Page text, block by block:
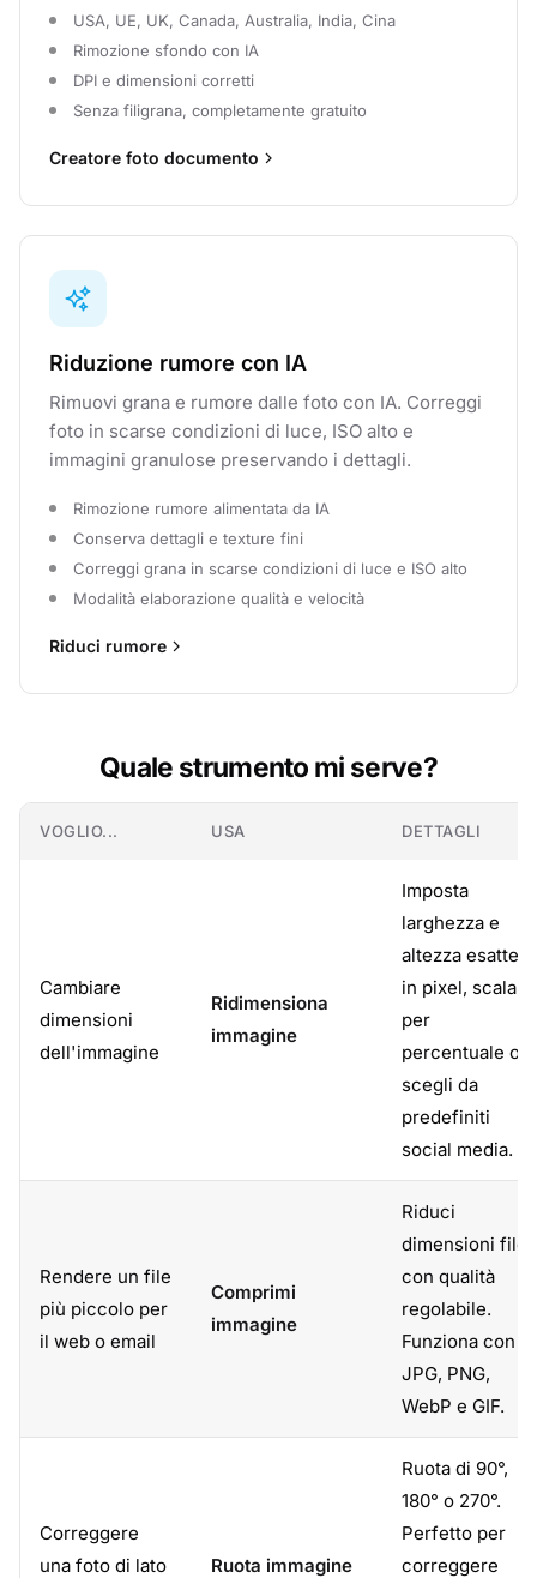
USA, UE, UK, Canada, Australia, India, Cina
Rimozione sfondo con IA
DPI e dimensioni corretti
Senza filigrana, completamente gratuito
Creatore foto documento
Riduzione rumore con IA
Rimuovi grana e rumore dalle foto con IA. Correggi
foto in scarse condizioni di luce, ISO alto e
immagini granulose preservando i dettagli.
Rimozione rumore alimentata da IA
Conserva dettagli e texture fini
Correggi grana in scarse condizioni di luce e ISO alto
Modalità elaborazione qualità e velocità
Riduci rumore
Quale strumento mi serve?
VOGLIO... USA DETTAGLI
Cambiare
dimensioni
dell'immagine
Ridimensiona
immagine
Imposta
larghezza e
altezza esatte
in pixel, scala
per
percentuale o
scegli da
predefiniti
social media.
Rendere un file
più piccolo per
il web o email
Comprimi
immagine
Riduci
dimensioni file
con qualità
regolabile.
Funziona con
JPG, PNG,
WebP e GIF.
Correggere
una foto di lato
Ruota immagine
Ruota di 90°,
180° o 270°.
Perfetto per
correggere